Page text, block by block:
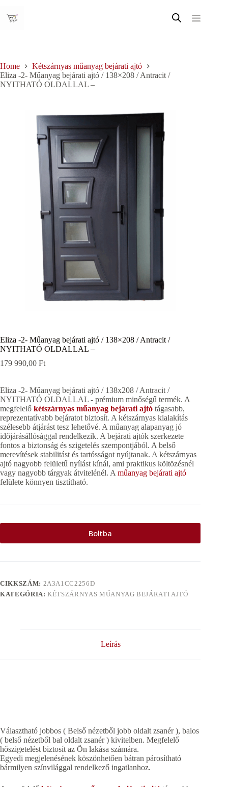
content
Home
Kétszárnyas műanyag bejárati ajtó
Eliza -2- Műanyag bejárati ajtó / 138×208 / Antracit /
NYITHATÓ OLDALLAL –
Eliza -2- Műanyag bejárati ajtó / 138×208 / Antracit /
NYITHATÓ OLDALLAL –
179 990,00 Ft
Eliza -2- Műanyag bejárati ajtó / 138x208 / Antracit /
NYITHATÓ OLDALLAL - prémium minőségű termék. A
megfelelő kétszárnyas műanyag bejárati ajtó tágasabb,
reprezentatívabb bejáratot biztosít. A kétszárnyas kialakítás
szélesebb átjárást tesz lehetővé. A műanyag alapanyag jó
időjárásállósággal rendelkezik. A bejárati ajtók szerkezete
fontos a biztonság és szigetelés szempontjából. A belső
merevítések stabilitást és tartósságot nyújtanak. A kétszárnyas
ajtó nagyobb felületű nyílást kínál, ami praktikus költözésnél
vagy nagyobb tárgyak átvitelénél. A műanyag bejárati ajtó
felülete könnyen tisztítható.
Boltba
CIKKSZÁM: 2A3A1CC2256D
KATEGÓRIA:KÉTSZÁRNYAS MŰANYAG BEJÁRATI AJTÓ
Leírás
Választható jobbos ( Belső nézetből jobb oldalt zsanér ), balos
( belső nézetből bal oldalt zsanér ) kivitelben. Megfelelő
hőszigetelést biztosít az Ön lakása számára.
Egyedi megjelenésének köszönhetően bátran párosítható
bármilyen színvilággal rendelkező ingatlanhoz.